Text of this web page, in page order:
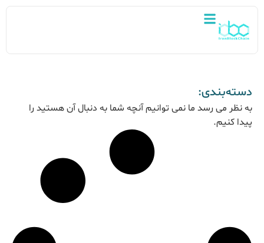
دسته‌بندی:
به نظر می رسد ما نمی توانیم آنچه شما به دنبال آن هستید را
پیدا کنیم.